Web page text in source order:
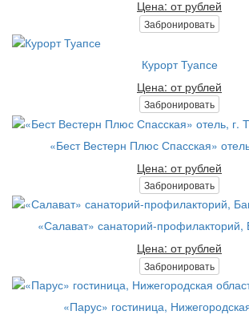
Цена: от рублей
Забронировать
Курорт Туапсе
Цена: от рублей
Забронировать
«Бест Вестерн Плюс Спасская»
Цена: от рублей
Забронировать
«Салават» санаторий-профилакторий,
Цена: от рублей
Забронировать
«Парус» гостиница,